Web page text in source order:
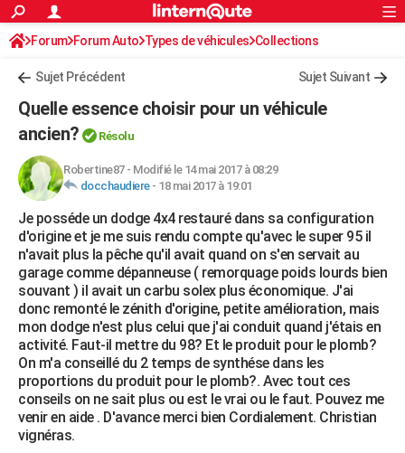
ACTUALITÉS
Politique
Société
Faits Divers
Education
Monde
Villes
+
Programme TV
Streaming
Sorties cinéma
Musique
FINANCE
Retraite
Impôts
Epargne
Immobilier
Risques naturels par ville
Banque
Assurance
Crédit
AUTO
Essais
Réserver un essai
Citadines
Berlines
SUV
Forum auto
HIGH-TECH
Mobiles
Meilleur smartphone
Internet
Ordinateurs
Jeux vidéo
Guide high-tech
+BRICOLAGE
Forum
Aménagement intérieur
Extérieur
Cuisine
Salle de bains
Jardinage
Rangement
WEEK-END
Guides de France
Escapades
Patrimoine
Expositions
Musées
Week-end nature
+LIFESTYLE
Art de vivre
Bien-être
Loisirs
Mode
Modes de vie
SANTE
Alimentation
Guide de la santé
Maladies
Médicaments
Sommeil
VOYAGE
Destinations
City break
Voyage nature
Voyage de noces
Forum
Climat
+PHOTO
Rechercher
S'inscrire
Connexion
Forum Forum Auto Types de véhicules Collections
Sujet Précédent Sujet Suivant
Quelle essence choisir pour un véhicule
ancien?
Résolu
Robertine87- Modifié le 14 mai 2017 à 08:29
docchaudiere- 18 mai 2017 à 19:01
Je posséde un dodge 4x4 restauré dans sa configuration
d'origine et je me suis rendu compte qu'avec le super 95 il
n'avait plus la pêche qu'il avait quand on s'en servait au
garage comme dépanneuse ( remorquage poids lourds bien
souvant ) il avait un carbu solex plus économique. J'ai
donc remonté le zénith d'origine, petite amélioration, mais
mon dodge n'est plus celui que j'ai conduit quand j'étais en
activité. Faut-il mettre du 98? Et le produit pour le plomb?
On m'a conseillé du 2 temps de synthése dans les
proportions du produit pour le plomb?. Avec tout ces
conseils on ne sait plus ou est le vrai ou le faut. Pouvez me
venir en aide . D'avance merci bien Cordialement. Christian
vignéras.